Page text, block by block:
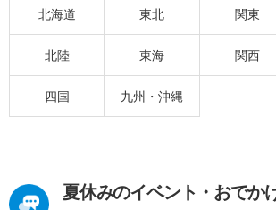
北海道 東北 関東
北陸 東海 関西
四国 九州・沖縄
夏休みのイベント・おでか